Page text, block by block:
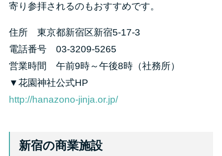
寄り参拝されるのもおすすめです。
住所 東京都新宿区新宿5-17-3
電話番号 03-3209-5265
営業時間 午前9時～午後8時（社務所）
▼花園神社公式HP
http://hanazono-jinja.or.jp/
新宿の商業施設